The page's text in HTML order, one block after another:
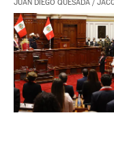
JUAN DIEGO QUESADA /